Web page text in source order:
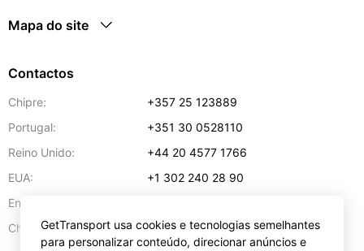
Mapa do site
Contactos
Chipre:
+357 25 123889
Portugal:
+351 30 0528110
Reino Unido:
+44 20 4577 1766
EUA:
+1 302 240 28 90
Endereço de e-mail:
Chipre:
57 Spyrou Kyprianou,Lárnaca 6051
GetTransport usa cookies e tecnologias semelhantes
para personalizar conteúdo, direcionar anúncios e